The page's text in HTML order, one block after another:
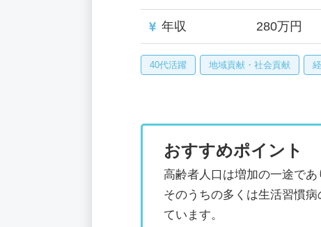
年収 280万円
40代活躍 地域貢献・社会貢献
おすすめポイント
高齢者人口は増加の一途で
そのうちの多くは生活習慣
ています。